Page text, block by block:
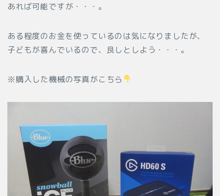
あれば可能ですが・・・。
ある程度のお金を使っているのは気になりましたが、
子どもが喜んでいるので、良しとしよう・・・。
※購入した機械の写真がこちら